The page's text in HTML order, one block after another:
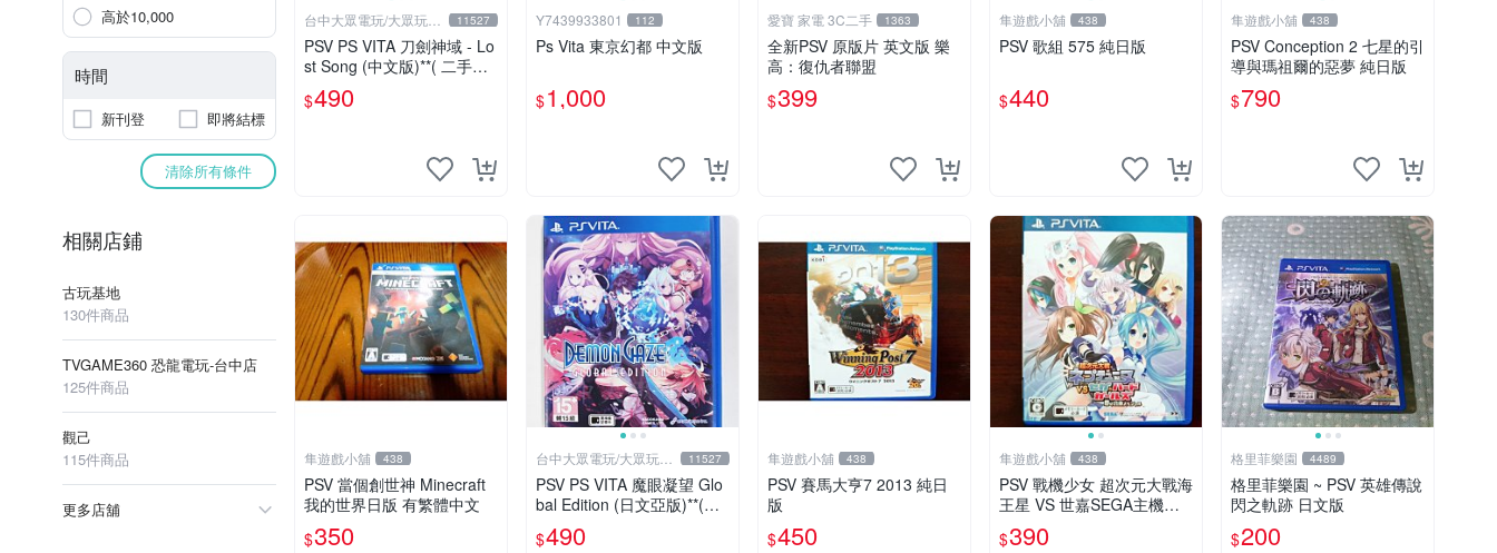
高於10,000
時間
新刊登 即將結標
清除所有條件
相關店鋪
古玩基地
130件商品
TVGAME360 恐龍電玩-台中店
125件商品
觀己
115件商品
更多店舖
台中大眾電玩/大眾玩具
店
11527
PSV PS VITA 刀劍神域 - Lo
st Song (中文版)**( 二手商
品)【台中大眾電玩】
$490
Y7439933801 112
Ps Vita 東京幻都 中文版
$1,000
愛寶 家電 3C二手 1363
全新PSV 原版片 英文版 樂
高：復仇者聯盟
$399
隼遊戲小舖 438
PSV 歌組 575 純日版
$440
隼遊戲小舖 438
PSV Conception 2 七星的引
導與瑪祖爾的惡夢 純日版
$790
隼遊戲小舖 438
PSV 當個創世神 Minecraft
我的世界日版 有繁體中文
$350
台中大眾電玩/大眾玩具
店
11527
PSV PS VITA 魔眼凝望 Glo
bal Edition (日文亞版)**(二
手商品)【台中大眾電玩】
$490
隼遊戲小舖 438
PSV 賽馬大亨7 2013 純日
版
$450
隼遊戲小舖 438
PSV 戰機少女 超次元大戰海
王星 VS 世嘉SEGA主機少
女 日版
$390
格里菲樂園 4489
格里菲樂園 ~ PSV 英雄傳說
閃之軌跡 日文版
$200